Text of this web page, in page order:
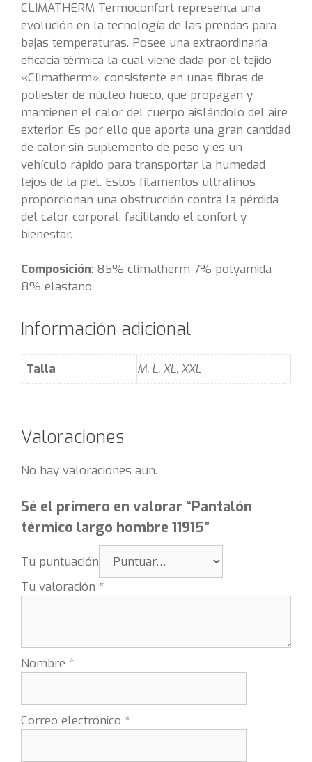
CLIMATHERM Termoconfort representa una
evolución en la tecnología de las prendas para
bajas temperaturas. Posee una extraordinaria
eficacia térmica la cual viene dada por el tejido
«Climatherm», consistente en unas fibras de
poliester de núcleo hueco, que propagan y
mantienen el calor del cuerpo aislándolo del aire
exterior. Es por ello que aporta una gran cantidad
de calor sin suplemento de peso y es un
vehículo rápido para transportar la humedad
lejos de la piel. Estos filamentos ultrafinos
proporcionan una obstrucción contra la pérdida
del calor corporal, facilitando el confort y
bienestar.
Composición: 85% climatherm 7% polyamida
8% elastano
Información adicional
Talla M, L, XL, XXL
Valoraciones
No hay valoraciones aún.
Sé el primero en valorar “Pantalón
térmico largo hombre 11915”
Tu puntuación
Tu valoración *
Nombre *
Correo electrónico *